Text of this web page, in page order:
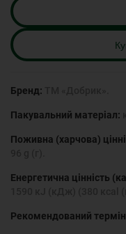
Бренд:
Пакувальний матеріал:
Поживна (харчова)
Енергетична цінність
Рекомендований термін